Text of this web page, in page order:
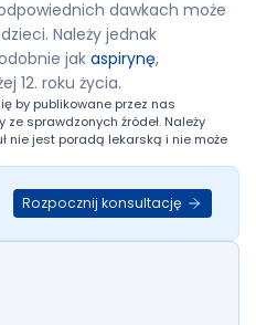
dawkach może
Należy jednak
jak aspirynę,
12. roku życia.
by publikowane przez nas
ze sprawdzonych źródeł. Należy
nie jest poradą lekarską i nie może
Rozpocznij konsultację